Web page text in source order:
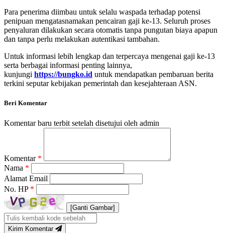
Para penerima diimbau untuk selalu waspada terhadap potensi
penipuan mengatasnamakan pencairan gaji ke-13. Seluruh proses
penyaluran dilakukan secara otomatis tanpa pungutan biaya apapun
dan tanpa perlu melakukan autentikasi tambahan.
Untuk informasi lebih lengkap dan terpercaya mengenai gaji ke-13
serta berbagai informasi penting lainnya,
kunjungi https://bungko.id untuk mendapatkan pembaruan berita
terkini seputar kebijakan pemerintah dan kesejahteraan ASN.
Beri Komentar
Komentar baru terbit setelah disetujui oleh admin
Komentar *
Nama *
Alamat Email
No. HP *
[Ganti Gambar]
Kirim Komentar